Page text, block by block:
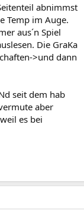
abnimmst
Temp im Auge.
aus´n Spiel
Die GraKa
>und dann
seit dem hab
aber
es bei